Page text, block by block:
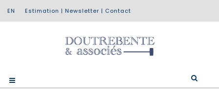
Estimation | Newsletter | Contact